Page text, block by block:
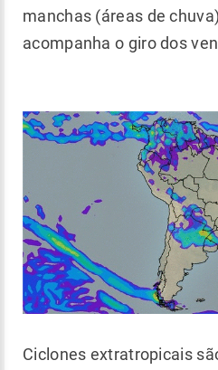
manchas (áreas de
acompanha o giro dos
Ciclones extratropicais